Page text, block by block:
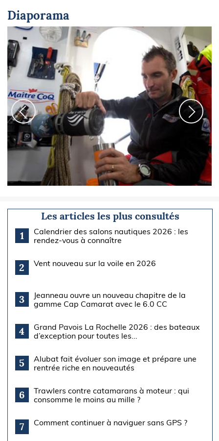
Diaporama
Les articles les plus consultés
1
Calendrier des salons nautiques 2026 : les
rendez-vous à connaître
2 Vent nouveau sur la voile en 2026
3
Jeanneau ouvre un nouveau chapitre de la
gamme Cap Camarat avec le 6.0 CC
4
Grand Pavois La Rochelle 2026 : des bateaux
d’exception pour toutes les...
5
Alubat fait évoluer son image et prépare une
rentrée riche en nouveautés
6
Trawlers contre catamarans à moteur : qui
consomme le moins au mille ?
7 Comment continuer à naviguer sans GPS ?